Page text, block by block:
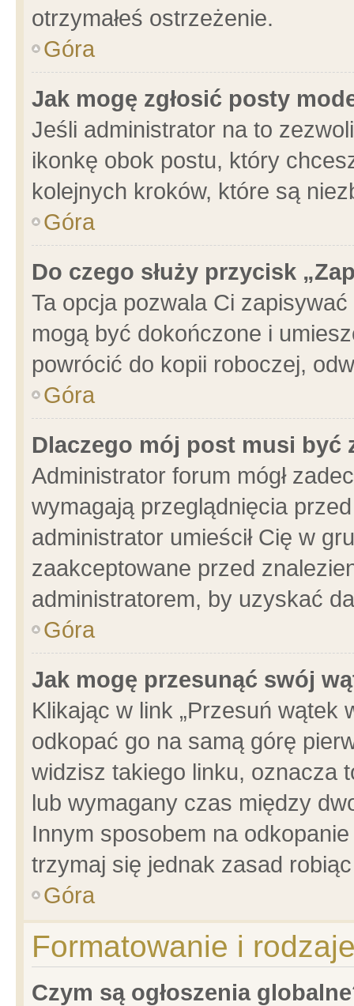
otrzymałeś ostrzeżenie.
Góra
Jak mogę zgłosić posty
Jeśli administrator na to
ikonkę obok postu, który
kolejnych kroków, które są
Góra
Do czego służy przycisk
Ta opcja pozwala Ci
mogą być dokończone i
powrócić do kopii roboczej,
Góra
Dlaczego mój post musi być
Administrator forum mógł
wymagają przeglądnięcia
administrator umieścił Cię w
zaakceptowane przed
administratorem, by uzyskać
Góra
Jak mogę przesunąć swój
Klikając w link „Przesuń wątek
odkopać go na samą górę
widzisz takiego linku, oznacza
lub wymagany czas między
Innym sposobem na
trzymaj się jednak zasad
Góra
Formatowanie i
Czym są ogłoszenia